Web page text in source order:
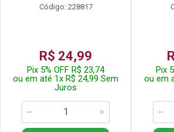
Código: 228817
R$ 24,99
Pix 5% OFF R$ 23,74
ou em até 1x R$ 24,99 Sem
Juros
Pix
ou em